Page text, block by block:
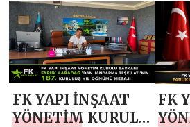
TEŞKİLATI’NIN
187. KURULUŞ YIL
DÖNÜMÜ MESAJI
FK YAPI İNŞAAT
YÖNETİM KURULU
FK